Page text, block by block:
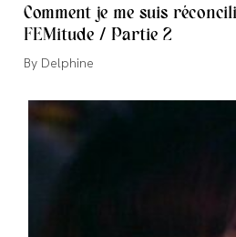
Comment je me suis
FEMitude / Partie 2
Auteur/autrice
la
publication :
Delphine